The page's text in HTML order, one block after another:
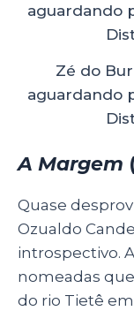
Zé do
aguardando
A Margem
Quase
Ozualdo
introspectivo.
nomeadas
do rio Tietê